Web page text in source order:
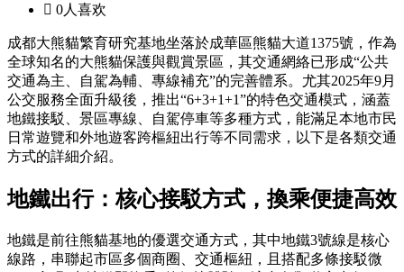
 0人喜欢
成都大熊貓繁育研究基地坐落於成華區熊貓大道1375號，作為
全球知名的大熊貓保護與觀賞景區，其交通網絡已形成“公共
交通為主、自駕為輔、專線補充”的完善體系。尤其2025年9月
公交服務全面升級後，推出“6+3+1+1”的特色交通模式，涵蓋
地鐵接駁、景區專線、自駕停車等多種方式，能滿足本地市民
日常遊覽和外地遊客跨樞紐出行等不同需求，以下是各類交通
方式的詳細介紹。
地鐵出行：核心接駁方式，換乘便捷高效
地鐵是前往熊貓基地的優選交通方式，其中地鐵3號線是核心
線路，串聯起市區多個商圈、交通樞紐，且搭配多條接駁微